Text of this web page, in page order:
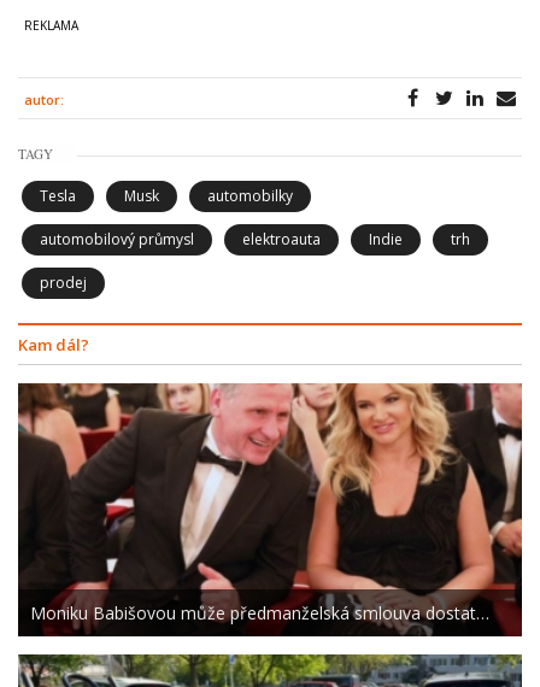
autor:
TAGY
Tesla Musk automobilky
automobilový průmysl elektroauta Indie trh
prodej
Kam dál?
Moniku Babišovou může předmanželská smlouva dostat…